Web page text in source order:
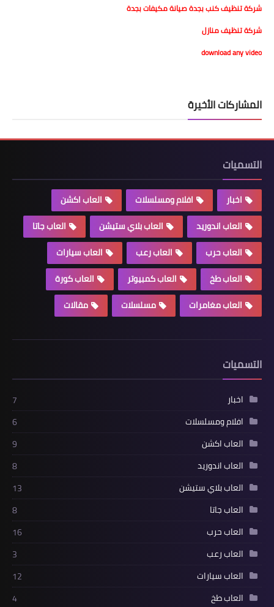
شركة تنظيف كنب بجدةصيانة مكيفات بجدة
شركة تنظيف منازل
download any video
المشاركات الأخيرة
التسميات
اخبار افلام ومسلسلات
العاب اكشن
العاب اندوريد
العاب بلاي ستيشن
العاب جاتا
العاب حرب
العاب رعب
العاب سيارات
العاب طخ
العاب كمبيوتر
العاب كورة
العاب مغامرات
مسلسلات مقالات
التسميات
اخبار
7
افلام ومسلسلات
6
العاب اكشن
9
العاب اندوريد
8
العاب بلاي ستيشن
13
العاب جاتا
8
العاب حرب
16
العاب رعب
3
العاب سيارات
12
العاب طخ
4